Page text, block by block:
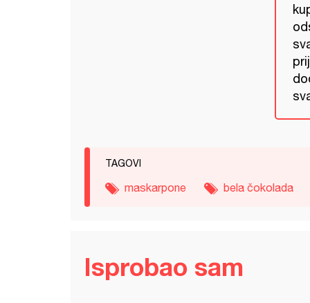
TAGOVI
maskarpone bela čokolada
Isprobao sam